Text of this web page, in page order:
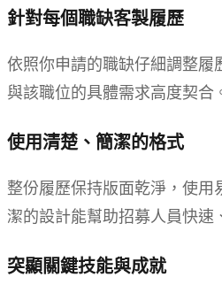
針對每個職缺客製履歷
依照你申請的職缺仔細調整履
與該職位的具體需求高度契合
使用清楚、簡潔的格式
整份履歷保持版面乾淨，使用
潔的設計能幫助招募人員快速
突顯關鍵技能與成就